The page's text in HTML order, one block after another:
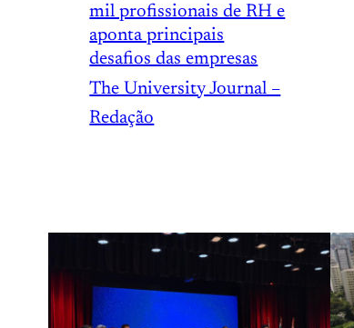
mil profissionais de RH e
aponta principais
desafios das empresas
The University Journal –
Redação